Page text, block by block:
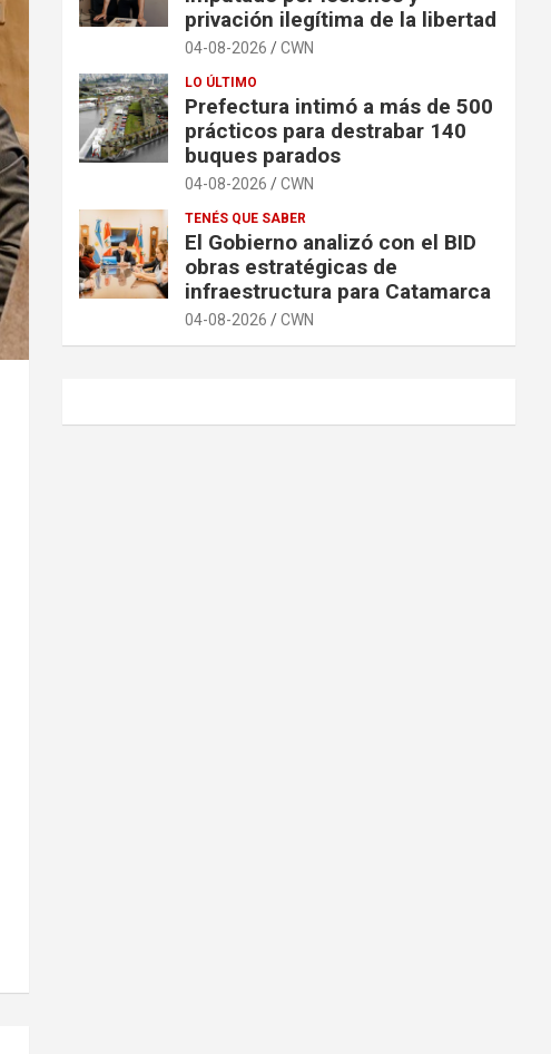
privación ilegítima de la libertad
04-08-2026 CWN
LO ÚLTIMO
Prefectura intimó a más de 500
prácticos para destrabar 140
buques parados
04-08-2026 CWN
TENÉS QUE SABER
El Gobierno analizó con el BID
obras estratégicas de
infraestructura para Catamarca
04-08-2026 CWN